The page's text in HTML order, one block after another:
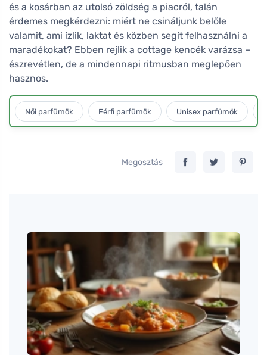
és a kosárban az utolsó zöldség a piacról, talán
érdemes megkérdezni: miért ne csináljunk belőle
valamit, ami ízlik, laktat és közben segít felhasználni a
maradékokat? Ebben rejlik a cottage kencék varázsa –
észrevétlen, de a mindennapi ritmusban meglepően
hasznos.
Női parfümök Férfi parfümök Unisex parfümök
Megosztás